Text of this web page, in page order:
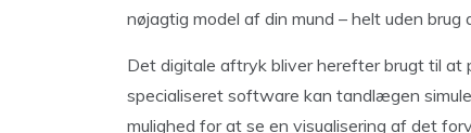
nøjagtig model af din mund – helt uden
Det digitale aftryk bliver herefter brugt til
specialiseret software kan tandlægen
mulighed for at se en visualisering af det